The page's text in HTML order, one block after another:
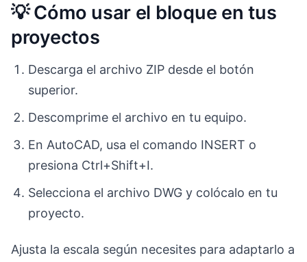
💡 Cómo usar el bloque en tus
proyectos
Descarga el archivo ZIP desde el botón
superior.
Descomprime el archivo en tu equipo.
En AutoCAD, usa el comando INSERT o
presiona Ctrl+Shift+I.
Selecciona el archivo DWG y colócalo en tu
proyecto.
Ajusta la escala según necesites para adaptarlo a